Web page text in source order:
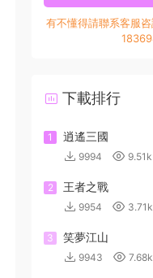
有不懂得請聯系客服
下載排行
1 逍遙三國
9994 9.51k
2 王者之戰
9954 3.71k
3 笑夢江山
9943 7.68k